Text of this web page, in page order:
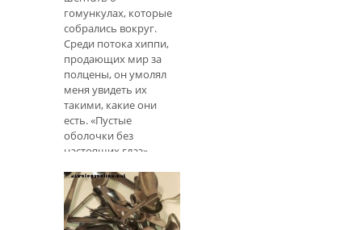
гомункулах, которые
собрались вокруг.
Среди потока хиппи,
продающих мир за
полцены, он умолял
меня увидеть их
такими, какие они
есть. «Пустые
оболочки без
настоящих глаз»,